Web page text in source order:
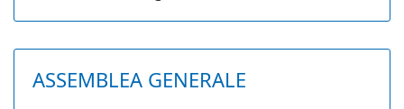
ASSEMBLEA GENERALE